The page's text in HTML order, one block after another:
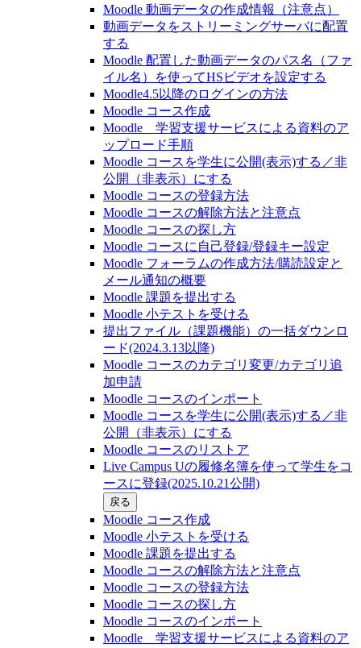
Moodle 動画データの作成情報（注意点）
動画データをストリーミングサーバに配置
する
Moodle 配置した動画データのパス名（ファ
イル名）を使ってHSビデオを設定する
Moodle4.5以降のログインの方法
Moodle コース作成
Moodle 学習支援サービスによる資料のア
ップロード手順
Moodle コースを学生に公開(表示)する／非
公開（非表示）にする
Moodle コースの登録⽅法
Moodle コースの解除方法と注意点
Moodle コースの探し⽅
Moodle コースに自己登録/登録キー設定
Moodle フォーラムの作成方法/購読設定と
メール通知の概要
Moodle 課題を提出する
Moodle 小テストを受ける
提出ファイル（課題機能）の一括ダウンロ
ード(2024.3.13以降)
Moodle コースのカテゴリ変更/カテゴリ追
加申請
Moodle コースのインポート
Moodle コースを学生に公開(表示)する／非
公開（非表示）にする
Moodle コースのリストア
Live Campus Uの履修名簿を使って学生をコ
ースに登録(2025.10.21公開)
戻る
Moodle コース作成
Moodle 小テストを受ける
Moodle 課題を提出する
Moodle コースの解除方法と注意点
Moodle コースの登録⽅法
Moodle コースの探し⽅
Moodle コースのインポート
Moodle 学習支援サービスによる資料のア